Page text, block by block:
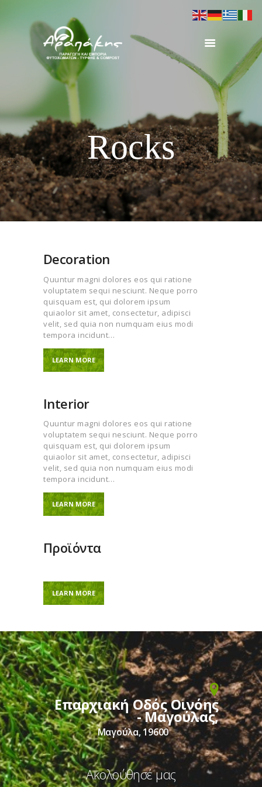
Rocks
ΑΡΧΙΚΗ
ΠΡΟΦΙΛ
ΕΞΟΠΛΙΣΜΟΣ
ΕΡΓΑ
ΕΠΙΚΟΙΝΩΝΙΑ
Decoration
Quuntur magni dolores eos qui ratione
voluptatem sequi nesciunt. Neque porro
quisquam est, qui dolorem ipsum
quiaolor sit amet, consectetur, adipisci
velit, sed quia non numquam eius modi
tempora incidunt…
LEARN MORE
Interior
Quuntur magni dolores eos qui ratione
voluptatem sequi nesciunt. Neque porro
quisquam est, qui dolorem ipsum
quiaolor sit amet, consectetur, adipisci
velit, sed quia non numquam eius modi
tempora incidunt…
LEARN MORE
Προϊόντα
LEARN MORE
Επαρχιακή Οδός Οινόης
- Μαγούλας,
Μαγούλα, 19600
Ακολούθησέ μας